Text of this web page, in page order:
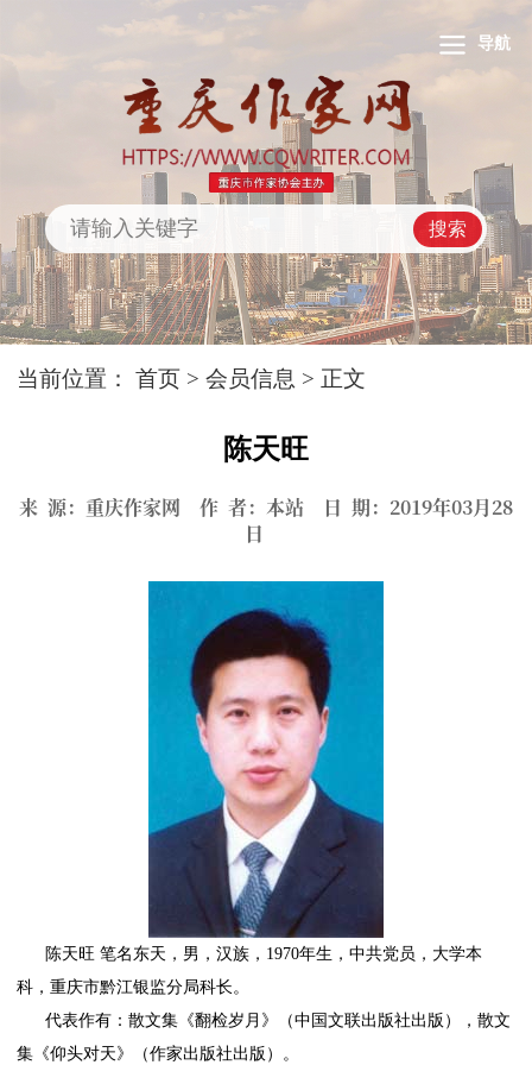
导航
搜索
当前位置：首页 >会员信息 > 正文
陈天旺
来 源：重庆作家网 作 者：本站 日 期：2019年03月28
日
陈天旺 笔名东天，男，汉族，1970年生，中共党员，大学本
科，重庆市黔江银监分局科长。
代表作有：散文集《翻检岁月》（中国文联出版社出版），散文
集《仰头对天》（作家出版社出版）。